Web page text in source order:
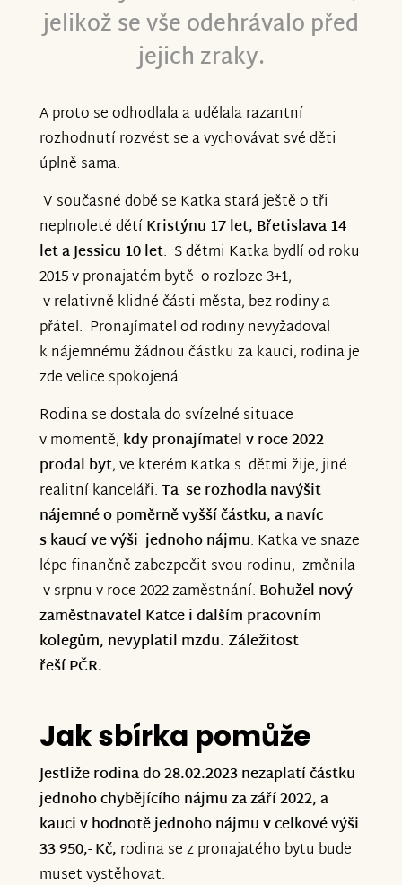
jelikož se vše odehrávalo před
jejich zraky.
A proto se odhodlala a udělala razantní
rozhodnutí rozvést se a vychovávat své děti
úplně sama.
V současné době se Katka stará ještě o tři
neplnoleté dětíKristýnu 17 let, Břetislava 14
let a Jessicu 10 let. S dětmi Katka bydlí od roku
2015 v pronajatém bytě o rozloze 3+1,
v relativně klidné části města, bez rodiny a
přátel. Pronajímatel od rodiny nevyžadoval
k nájemnému žádnou částku za kauci, rodina je
zde velice spokojená.
Rodina se dostala do svízelné situace
v momentě, kdy pronajímatel v roce 2022
prodal byt, ve kterém Katka s dětmi žije, jiné
realitní kanceláři.Ta se rozhodla navýšit
nájemné o poměrně vyšší částku, a navíc
s kaucí ve výši jednoho nájmu. Katka ve snaze
lépe finančně zabezpečit svou rodinu, změnila
v srpnu v roce 2022 zaměstnání. Bohužel nový
zaměstnavatel Katce i dalším pracovním
kolegům, nevyplatil mzdu. Záležitost
řeší PČR.
Jak sbírka pomůže
Jestliže rodina do 28.02.2023 nezaplatí částku
jednoho chybějícího nájmu za září 2022, a
kauci v hodnotě jednoho nájmu v celkové výši
33 950,- Kč, rodina se z pronajatého bytu bude
muset vystěhovat.